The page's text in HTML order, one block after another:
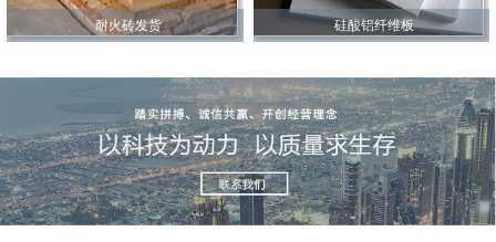
耐火砖发货 硅酸铝纤维板